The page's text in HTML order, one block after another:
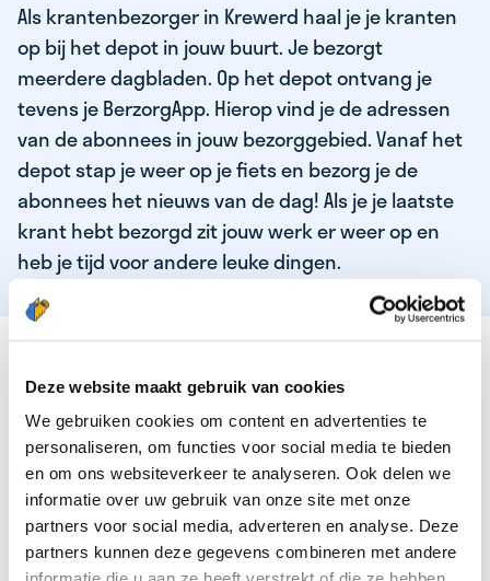
Deze website maakt gebruik van cookies
We gebruiken cookies om content en advertenties te
personaliseren, om functies voor social media te bieden
en om ons websiteverkeer te analyseren. Ook delen we
informatie over uw gebruik van onze site met onze
partners voor social media, adverteren en analyse. Deze
partners kunnen deze gegevens combineren met andere
Als krantenbezorger in Krewerd haal je je kranten
op bij het depot in jouw buurt. Je bezorgt
meerdere dagbladen. Op het depot ontvang je
tevens je BerzorgApp. Hierop vind je de adressen
van de abonnees in jouw bezorggebied. Vanaf het
depot stap je weer op je fiets en bezorg je de
abonnees het nieuws van de dag! Als je je laatste
krant hebt bezorgd zit jouw werk er weer op en
heb je tijd voor andere leuke dingen.
DEZE KWALITEITEN HEEFT ONZE TOP
KRANTENBEZORGER
Je bent verantwoordelijk en zelfstandig
Je houdt van lekker bewegen in de frisse lucht
Je houdt vooral van fijn werk dat lekker bijverdient!
Je wordt blij van het bezorgen van het laatste nieuws